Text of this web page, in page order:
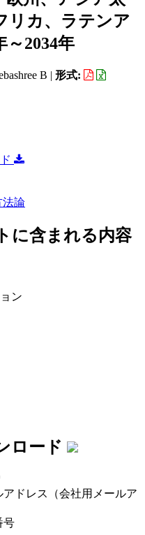
リカ、ラテンア
～2034年
B | 形式:
法論
に含まれる内容
ン
ロード
アドレス（会社用メールア
号